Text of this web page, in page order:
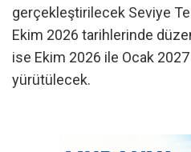
gerçekleştirilecek Seviye
Ekim 2026 tarihlerinde
ise Ekim 2026 ile Ocak
yürütülecek.